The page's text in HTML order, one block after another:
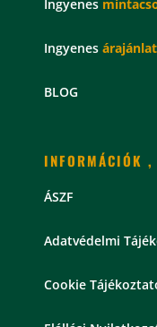
Ingyenes
Ingyenes
BLOG
INFORMÁCIÓK ,
ÁSZF
Adatvédelmi
Cookie